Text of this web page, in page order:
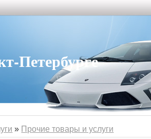
Петербурге
» Прочие товары и услуги